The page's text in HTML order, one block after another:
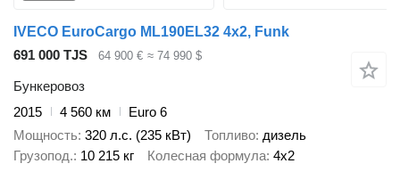
IVECO EuroCargo ML190EL32 4x2, Funk
691 000 TJS
64 900 € ≈ 74 990 $
Бункеровоз
2015
4 560 км
Euro 6
Мощность 320 л.с. (235 кВт) Топливо дизель
Грузопод. 10 215 кг Колесная формула 4x2